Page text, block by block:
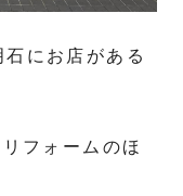
にお店がある
フォームのほ